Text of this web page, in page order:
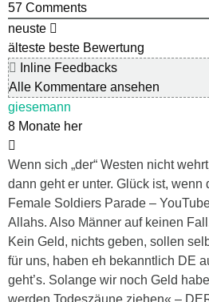
57 Comments
neuste
älteste beste Bewertung
Inline Feedbacks
Alle Kommentare ansehen
giesemann
8 Monate her
Wenn sich „der“ Westen nicht
dann geht er unter. Glück ist, wenn
Female Soldiers Parade –
Allahs. Also Männer auf keinen
Kein Geld, nichts geben, sollen
für uns, haben eh bekanntlich DE
geht’s. Solange wir noch Geld